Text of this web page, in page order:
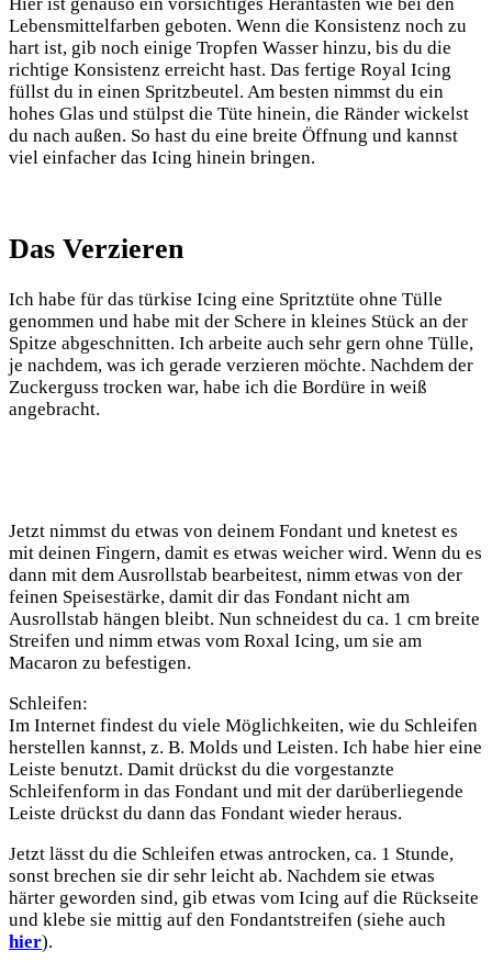
Lebensmittelfarben geboten. Wenn die Konsistenz noch zu
hart ist, gib noch einige Tropfen Wasser hinzu, bis du die
richtige Konsistenz erreicht hast. Das fertige Royal Icing
füllst du in einen Spritzbeutel. Am besten nimmst du ein
hohes Glas und stülpst die Tüte hinein, die Ränder wickelst
du nach außen. So hast du eine breite Öffnung und kannst
viel einfacher das Icing hinein bringen.
Das Verzieren
Ich habe für das türkise Icing eine Spritztüte ohne Tülle
genommen und habe mit der Schere in kleines Stück an der
Spitze abgeschnitten. Ich arbeite auch sehr gern ohne Tülle,
je nachdem, was ich gerade verzieren möchte. Nachdem der
Zuckerguss trocken war, habe ich die Bordüre in weiß
angebracht.
Jetzt nimmst du etwas von deinem Fondant und knetest es
mit deinen Fingern, damit es etwas weicher wird. Wenn du es
dann mit dem Ausrollstab bearbeitest, nimm etwas von der
feinen Speisestärke, damit dir das Fondant nicht am
Ausrollstab hängen bleibt. Nun schneidest du ca. 1 cm breite
Streifen und nimm etwas vom Roxal Icing, um sie am
Macaron zu befestigen.
Schleifen:
Im Internet findest du viele Möglichkeiten, wie du Schleifen
herstellen kannst, z. B. Molds und Leisten. Ich habe hier eine
Leiste benutzt. Damit drückst du die vorgestanzte
Schleifenform in das Fondant und mit der darüberliegende
Leiste drückst du dann das Fondant wieder heraus.
Jetzt lässt du die Schleifen etwas antrocken, ca. 1 Stunde,
sonst brechen sie dir sehr leicht ab. Nachdem sie etwas
härter geworden sind, gib etwas vom Icing auf die Rückseite
und klebe sie mittig auf den Fondantstreifen (siehe auch
hier).